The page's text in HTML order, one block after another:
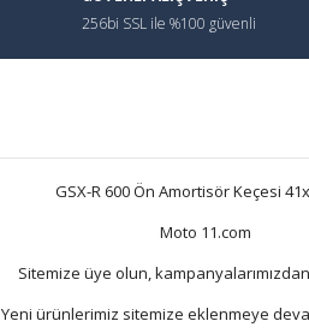
256bi SSL ile %100 güvenli
GSX-R 600 Ön Amortisör Keçesi
Moto 11.com
Sitemize üye olun,
Yeni ürünlerimiz sitemize eklenmeye